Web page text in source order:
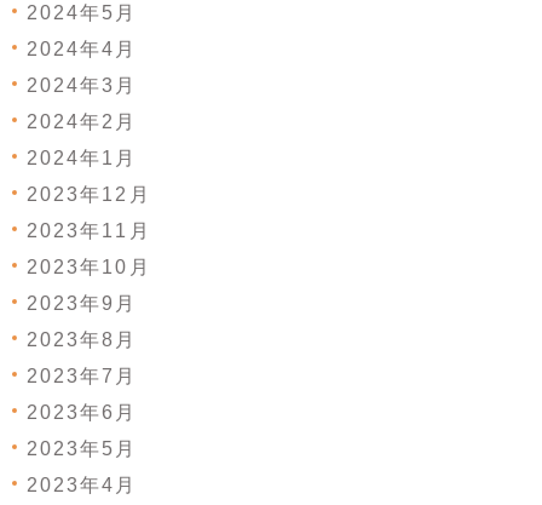
2024年5月
2024年4月
2024年3月
2024年2月
2024年1月
2023年12月
2023年11月
2023年10月
2023年9月
2023年8月
2023年7月
2023年6月
2023年5月
2023年4月